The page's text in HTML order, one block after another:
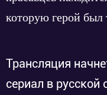
которую герой был
Трансляция
сериал в русской